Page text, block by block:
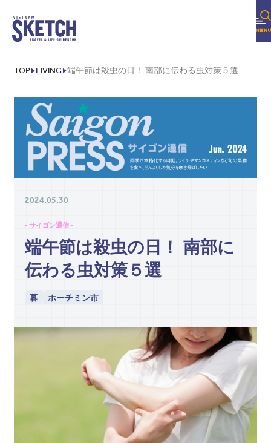
TOP LIVING 端午節は殺虫の日！ 南部に伝わる虫対策５選
2024.05.30
• サイゴン通信 •
端午節は殺虫の日！ 南部に
伝わる虫対策５選
暮 ホーチミン市